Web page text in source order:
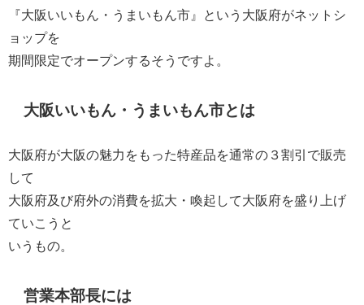
『大阪いいもん・うまいもん市』
という大阪府がネットシ
ョップを
期間限定でオープンするそうですよ。
大阪いいもん・うまいもん市とは
大阪府が大阪の魅力をもった特産品を通常の３割引で販売
して
大阪府及び府外の消費を拡大・喚起して大阪府を盛り上げ
ていこうと
いうもの。
営業本部長には